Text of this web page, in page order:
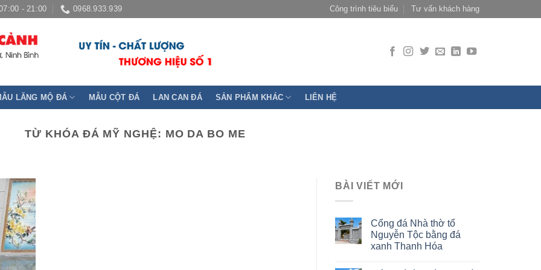
- 21:00 0968.933.939 Công trình tiêu biểu Tư vấn khách hàng
LĂNG MỘ ĐÁ MẪU CỘT ĐÁ LAN CAN ĐÁ SẢN PHẨM KHÁC LIÊN HỆ
TỪ KHÓA ĐÁ MỸ NGHỆ: MO DA BO ME
BÀI VIẾT MỚI
Cổng đá Nhà thờ tổ
Nguyễn Tộc bằng đá
xanh Thanh Hóa